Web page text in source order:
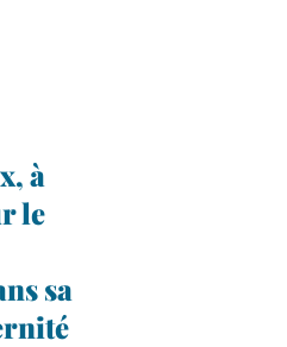
à
le
sa